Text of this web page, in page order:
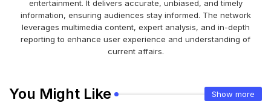
entertainment. It delivers accurate, unbiased, and timely
information, ensuring audiences stay informed. The network
leverages multimedia content, expert analysis, and in-depth
reporting to enhance user experience and understanding of
current affairs.
You Might Like Show more